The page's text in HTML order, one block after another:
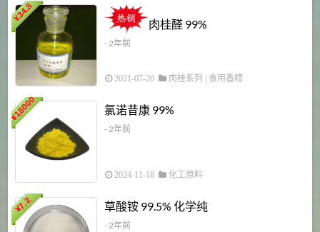
¥
34.8
肉桂醛 99%
- 2年前
2021-07-20 肉桂系列 食用香精
¥
18000 氯诺昔康 99%
- 2年前
2024-11-18 化工原料
¥
7.2 草酸铵 99.5% 化学纯
- 2年前